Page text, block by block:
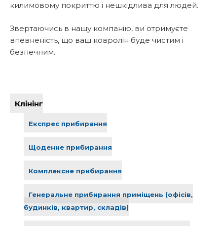
Клінінг
Експрес прибирання
Щоденне прибирання
Комплексне прибирання
Генеральне прибирання приміщень (офісів,
будинків, квартир, складів)
килимовому покриттю і нешкідлива для людей.
Звертаючись в нашу компанію, ви отримуєте
впевненість, що ваш ковролін буде чистим і
безпечним.